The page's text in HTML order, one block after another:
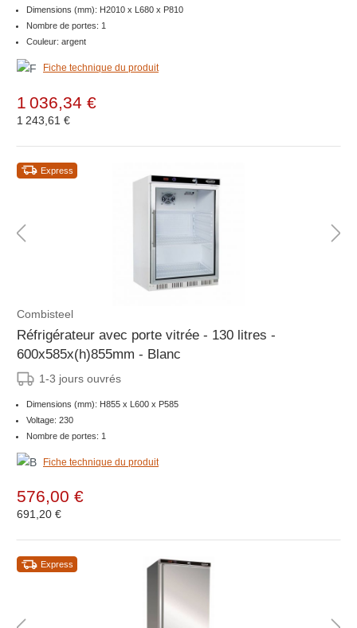
Dimensions (mm): H2010 x L680 x P810
Nombre de portes: 1
Couleur: argent
Fiche technique du produit
1 036,34 €
1 243,61 €
Express
Combisteel
Réfrigérateur avec porte vitrée - 130 litres -
600x585x(h)855mm - Blanc
1-3 jours ouvrés
Dimensions (mm): H855 x L600 x P585
Voltage: 230
Nombre de portes: 1
Fiche technique du produit
576,00 €
691,20 €
Express